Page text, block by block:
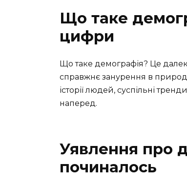
Що таке
цифри
Що таке демографія? Це
справжнє занурення в
історії людей, суспільні
наперед.
Уявлення про
починалось